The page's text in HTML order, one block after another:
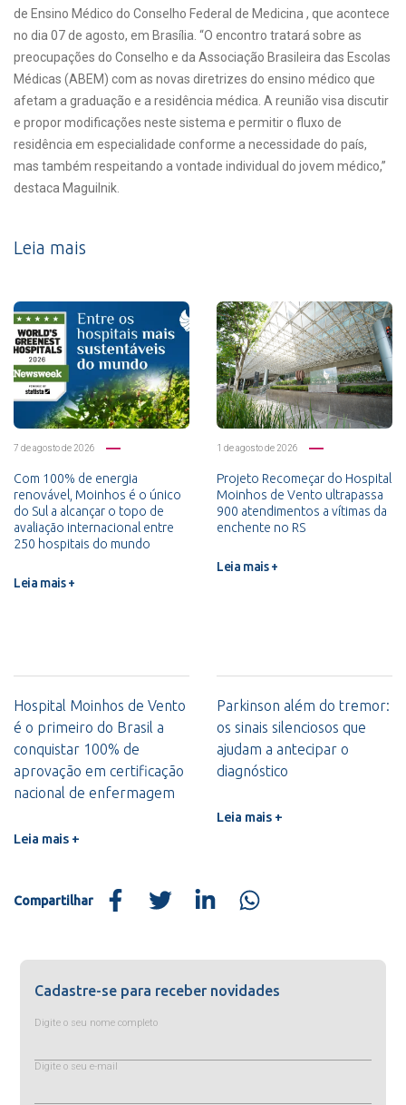
de Ensino Médico do Conselho Federal de Medicina , que acontece
no dia 07 de agosto, em Brasília. “O encontro tratará sobre as
preocupações do Conselho e da Associação Brasileira das Escolas
Médicas (ABEM) com as novas diretrizes do ensino médico que
afetam a graduação e a residência médica. A reunião visa discutir
e propor modificações neste sistema e permitir o fluxo de
residência em especialidade conforme a necessidade do país,
mas também respeitando a vontade individual do jovem médico,”
destaca Maguilnik.
Leia mais
7 de agosto de 2026
Com 100% de energia
renovável, Moinhos é o único
do Sul a alcançar o topo de
avaliação internacional entre
250 hospitais do mundo
Leia mais +
1 de agosto de 2026
Projeto Recomeçar do Hospital
Moinhos de Vento ultrapassa
900 atendimentos a vítimas da
enchente no RS
Leia mais +
Hospital Moinhos de Vento
é o primeiro do Brasil a
conquistar 100% de
aprovação em certificação
nacional de enfermagem
Leia mais +
Parkinson além do tremor:
os sinais silenciosos que
ajudam a antecipar o
diagnóstico
Leia mais +
Compartilhar
Cadastre-se para receber novidades
Digite o seu nome completo
Digite o seu e-mail